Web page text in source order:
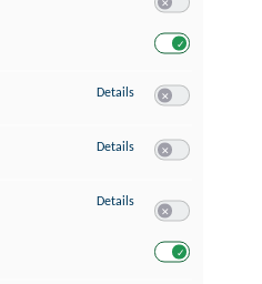
Details zu Erstellung von
Details zu Verwendung von
Details zu Messung der